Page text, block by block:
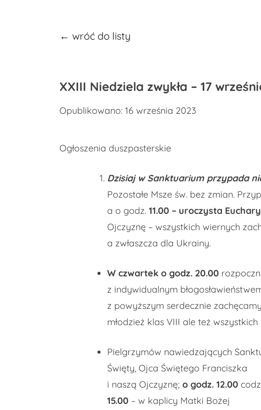
← wróć do listy
XXIII Niedziela zwykła – 17
Opublikowano: 16 września 2023
Ogłoszenia duszpasterskie
Dzisiaj w Sanktuarium przypada
Pozostałe Msze św. bez zmian.
a o godz. 11.00 – uroczysta
Ojczyznę – wszystkich wiernych
a zwłaszcza dla Ukrainy.
W czwartek o godz. 20.00
z indywidualnym
z powyższym serdecznie
młodzież klas VIII ale też
Pielgrzymów nawiedzających
Święty, Ojca Świętego Franciszka
i naszą Ojczyznę; o godz. 12.00
15.00 – w kaplicy Matki Bożej